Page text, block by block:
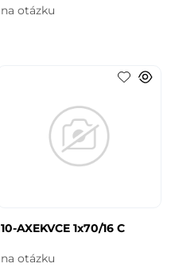
na otázku
10-AXEKVCE 1x70/16 C
na otázku